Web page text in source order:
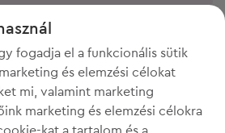
fogadja el a funkcionális sütik
és elemzési célokat
mi, valamint marketing
marketing és elemzési célokra